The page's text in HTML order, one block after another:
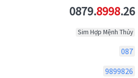
0879.8998.26
Sim Hợp Mệnh Thủy
087
9899826